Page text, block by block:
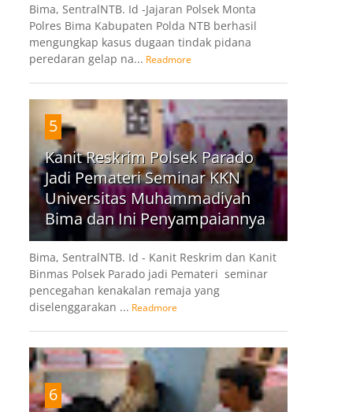
Bima, SentralNTB. Id -Jajaran Polsek Monta
Polres Bima Kabupaten Polda NTB berhasil
mengungkap kasus dugaan tindak pidana
peredaran gelap na... Readmore
5
Kanit Reskrim Polsek Parado
Jadi Pemateri Seminar KKN
Universitas Muhammadiyah
Bima dan Ini Penyampaiannya
Bima, SentralNTB. Id - Kanit Reskrim dan Kanit
Binmas Polsek Parado jadi Pemateri seminar
pencegahan kenakalan remaja yang
diselenggarakan ... Readmore
6